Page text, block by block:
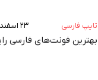
تایپ فارسی ۲۳ اسفند ۱۴۰۴
بهترین فونت‌های فارسی